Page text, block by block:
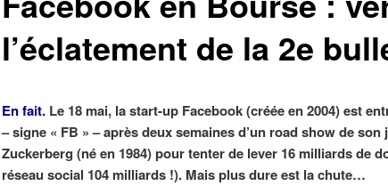
l’éclatement de la 2e
En fait.Le 18 mai, la start-up Facebook (créée en 2004) est
– signe « FB » – après deux semaines d’un road show de
Zuckerberg (né en 1984) pour tenter de lever 16 milliards de
réseau social 104 milliards !). Mais plus dure est la chute…